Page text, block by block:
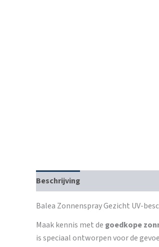
Beschrijving
Balea Zonnenspray Gezicht UV-
Maak kennis met de goedkope
is speciaal ontworpen voor de